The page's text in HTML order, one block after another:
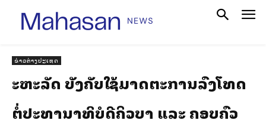
ຂ່າວຕ່າງປະເທດ
ສະຫະລັດ ບັງຄັບໃຊ້ມາດຕະການລົງໂທດ
ຕໍ່ປະທານາທິບໍດີຄິວບາ ແລະ ຄອບຄົວ